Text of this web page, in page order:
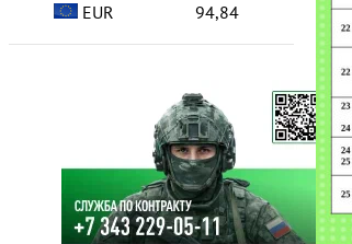
EUR
94,84